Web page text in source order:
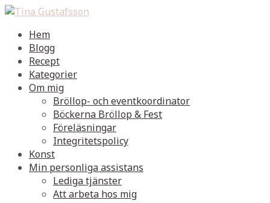
Hem
Blogg
Recept
Kategorier
Om mig
Bröllop- och eventkoordinator
Böckerna Bröllop & Fest
Föreläsningar
Integritetspolicy
Konst
Min personliga assistans
Lediga tjänster
Att arbeta hos mig